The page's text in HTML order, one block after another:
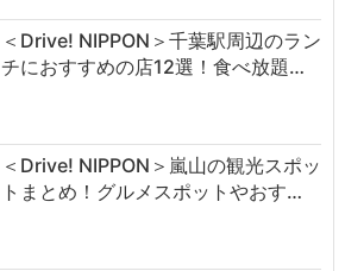
＜Drive! NIPPON＞千葉駅周辺のラン
チにおすすめの店12選！食べ放題…
＜Drive! NIPPON＞嵐山の観光スポッ
トまとめ！グルメスポットやおす…